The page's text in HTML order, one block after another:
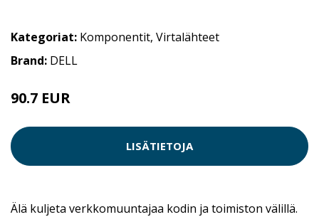
Kategoriat: Komponentit, Virtalähteet
Brand: DELL
90.7 EUR
LISÄTIETOJA
Älä kuljeta verkkomuuntajaa kodin ja toimiston välillä.